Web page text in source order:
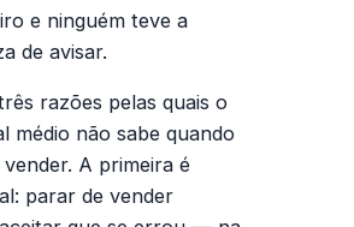
e ninguém teve a
de avisar.
razões pelas quais o
médio não sabe quando
A primeira é
parar de vender